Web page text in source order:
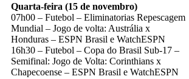
Quarta-feira (15 de novembro)
07h00 – Futebol – Eliminatorias Repescagem
Mundial – Jogo de volta: Austrália x
Honduras – ESPN Brasil e WatchESPN
16h30 – Futebol – Copa do Brasil Sub-17 –
Semifinal: Jogo de Volta: Corinthians x
Chapecoense – ESPN Brasil e WatchESPN